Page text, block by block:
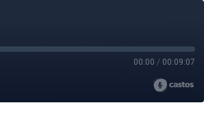
00:00 / 00:09:07